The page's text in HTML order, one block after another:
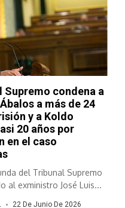
Supremo condena a
a más de 24
y a Koldo
20 años por
en el caso
del Tribunal Supremo
al exministro José Luis...
22 De Junio De 2026